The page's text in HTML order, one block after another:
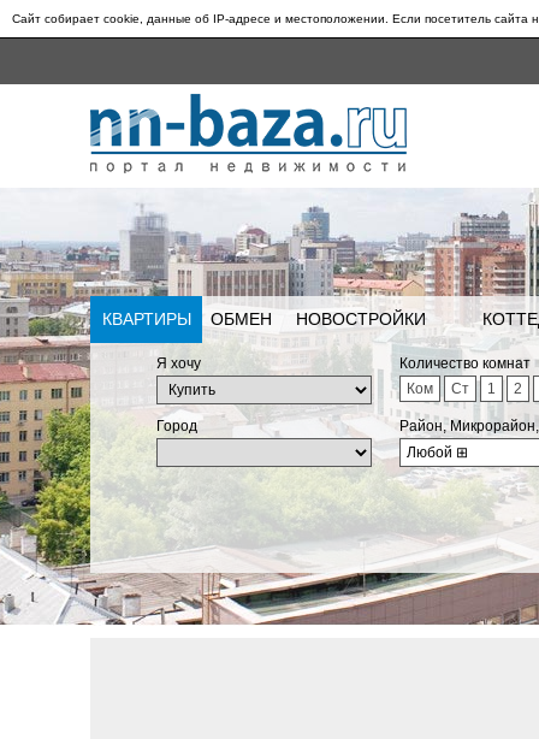
Сайт собирает cookie, данные об IP-адресе и местоположении. Если посетитель сайта
КВАРТИРЫ ОБМЕН НОВОСТРОЙКИ
Я хочу
Количество комнат
Ком
Ст 1 2
Город
Район,
Любой ⊞